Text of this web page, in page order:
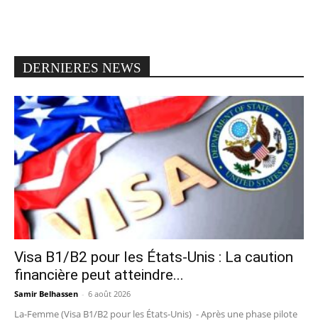
DERNIERES NEWS
Visa B1/B2 pour les États-Unis : La caution
financière peut atteindre...
Samir Belhassen - 6 août 2026
La-Femme (Visa B1/B2 pour les États-Unis) - Après une phase pilote